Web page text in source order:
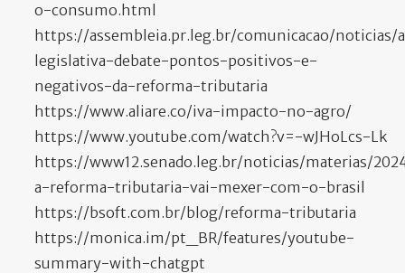
o-consumo.html
https://assembleia.pr.leg.br/comunicacao/noticias/
legislativa-debate-pontos-positivos-e-
negativos-da-reforma-tributaria
https://www.aliare.co/iva-impacto-no-agro/
https://www.youtube.com/watch?v=-wJHoLcs-Lk
https://www12.senado.leg.br/noticias/materias/
a-reforma-tributaria-vai-mexer-com-o-brasil
https://bsoft.com.br/blog/reforma-tributaria
https://monica.im/pt_BR/features/youtube-
summary-with-chatgpt